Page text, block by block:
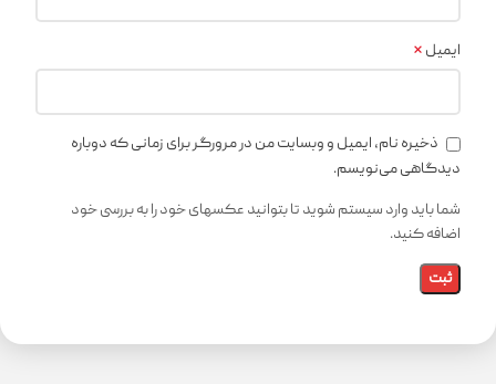
ایمیل *
ذخیره نام، ایمیل و وبسایت من در مرورگر برای زمانی که دوباره
دیدگاهی می‌نویسم.
شما باید وارد سیستم شوید تا بتوانید عکسهای خود را به بررسی خود
اضافه کنید.